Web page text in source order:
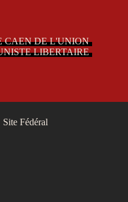
CAEN DE L'UNION
LIBERTAIRE
Site Fédéral